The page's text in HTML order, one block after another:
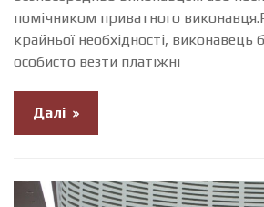
помічником приватного
крайньої необхідності, виконавець
особисто везти платіжні
Далі